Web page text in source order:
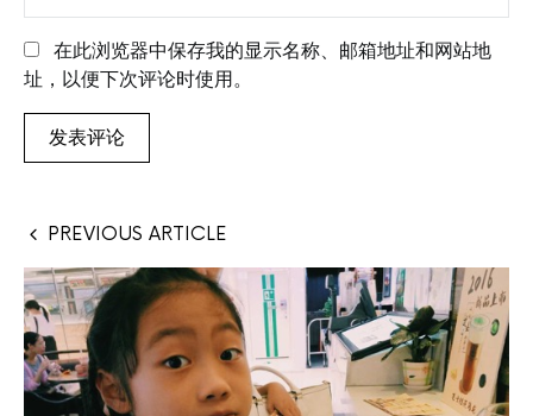
在此浏览器中保存我的显示名称、邮箱地址和网站地
址，以便下次评论时使用。
PREVIOUS ARTICLE